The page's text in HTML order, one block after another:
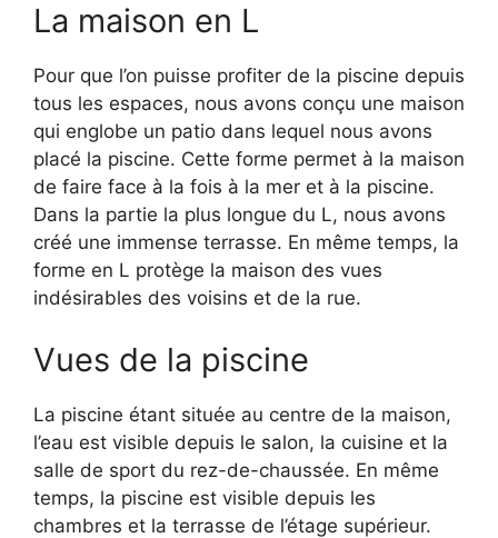
La maison en L
Pour que l’on puisse profiter de la piscine depuis
tous les espaces, nous avons conçu une maison
qui englobe un patio dans lequel nous avons
placé la piscine. Cette forme permet à la maison
de faire face à la fois à la mer et à la piscine.
Dans la partie la plus longue du L, nous avons
créé une immense terrasse. En même temps, la
forme en L protège la maison des vues
indésirables des voisins et de la rue.
Vues de la piscine
La piscine étant située au centre de la maison,
l’eau est visible depuis le salon, la cuisine et la
salle de sport du rez-de-chaussée. En même
temps, la piscine est visible depuis les
chambres et la terrasse de l’étage supérieur.